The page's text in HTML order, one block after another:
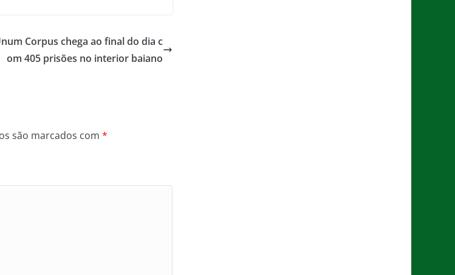
Corpus chega ao final do dia c
om 405 prisões no interior baiano
são marcados com *